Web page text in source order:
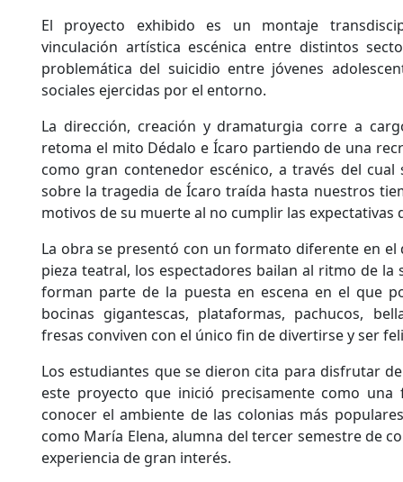
El proyecto exhibido es un montaje
vinculación artística escénica entre distintos
problemática del suicidio entre jóvenes
sociales ejercidas por el entorno.
La dirección, creación y dramaturgia corre a
retoma el mito Dédalo e Ícaro partiendo de una
como gran contenedor escénico, a través del
sobre la tragedia de Ícaro traída hasta nuestros
motivos de su muerte al no cumplir las expectativas
La obra se presentó con un formato diferente en el
pieza teatral, los espectadores bailan al ritmo de la
forman parte de la puesta en escena en el que
bocinas gigantescas, plataformas, pachucos,
fresas conviven con el único fin de divertirse y ser
Los estudiantes que se dieron cita para disfrutar
este proyecto que inició precisamente como
conocer el ambiente de las colonias más
como María Elena, alumna del tercer semestre de
experiencia de gran interés.